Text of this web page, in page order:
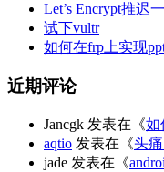
Let’s Encrypt推迟
试下vultr
如何在frp上实现
近期评论
Jancgk 发表在《如
aqtio 发表在《头
jade 发表在《